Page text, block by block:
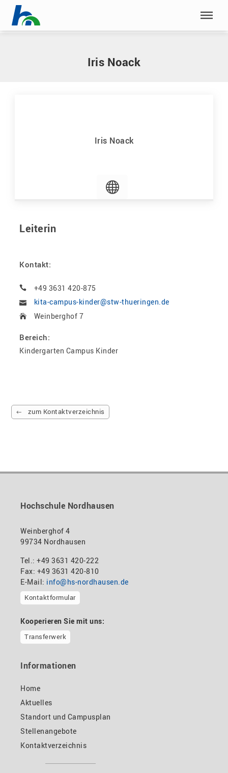
Menü überspringen
Home |N|Noack, Iris
Iris Noack
Leiterin
Kontakt:
+49 3631 420-875
kita-campus-kinder@stw-thueringen.de
Weinberghof 7
Bereich:
Kindergarten Campus Kinder
Iris Noack
zum Kontaktverzeichnis
Hochschule Nordhausen
Weinberghof 4
99734 Nordhausen
Tel.: +49 3631 420-222
Fax: +49 3631 420-810
E-Mail: info@hs-nordhausen.de
Kontaktformular
Kooperieren Sie mit uns:
Transferwerk
Informationen
Home
Aktuelles
Standort und Campusplan
Stellenangebote
Kontaktverzeichnis